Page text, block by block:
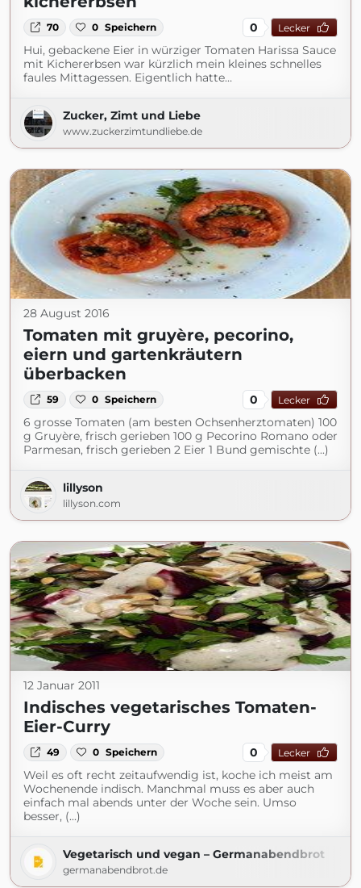
70 0 Speichern 0 Lecker
Hui, gebackene Eier in würziger Tomaten Harissa Sauce
mit Kichererbsen war kürzlich mein kleines schnelles
faules Mittagessen. Eigentlich hatte…
Zucker, Zimt und Liebe
www.zuckerzimtundliebe.de
28 August 2016
Tomaten mit gruyère, pecorino,
eiern und gartenkräutern
überbacken
59 0 Speichern 0 Lecker
6 grosse Tomaten (am besten Ochsenherztomaten) 100
g Gruyère, frisch gerieben 100 g Pecorino Romano oder
Parmesan, frisch gerieben 2 Eier 1 Bund gemischte (...)
lillyson
lillyson.com
12 Januar 2011
Indisches vegetarisches Tomaten-
Eier-Curry
49 0 Speichern 0 Lecker
Weil es oft recht zeitaufwendig ist, koche ich meist am
Wochenende indisch. Manchmal muss es aber auch
einfach mal abends unter der Woche sein. Umso
besser, (...)
Vegetarisch und vegan – Germanabendbrot
germanabendbrot.de